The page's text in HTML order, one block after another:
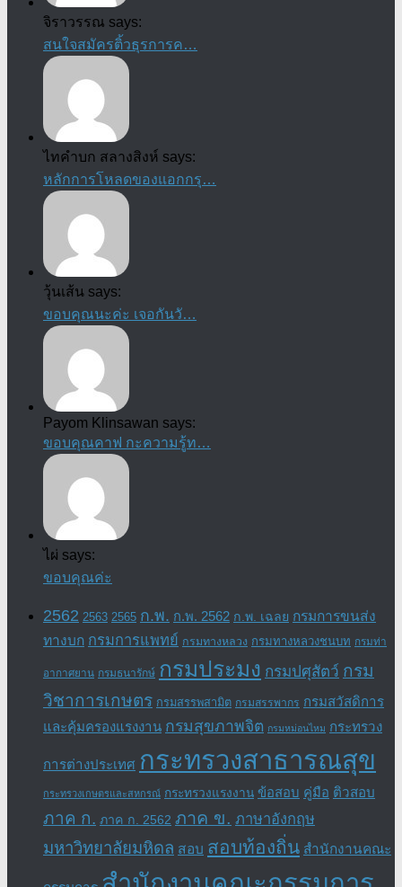
จิราวรรณ says:
สนใจสมัครติ้วธุรการค…
ไทคำบก สลางสิงห์ says:
หลักการโหลดของแอกกรุ…
วุ้นเส้น says:
ขอบคุณนะค่ะ เจอกันวั…
Payom Klinsawan says:
ขอบคุณคาฟ กะความรู้ท…
ไผ่ says:
ขอบคุณค่ะ
2562 2563 2565 ก.พ. ก.พ. 2562 ก.พ. เฉลย กรมการขนส่ง
ทางบก กรมการแพทย์ กรมทางหลวง กรมทางหลวงชนบท กรมท่า
อากาศยาน กรมธนารักษ์ กรมประมง กรมปศุสัตว์ กรม
วิชาการเกษตร กรมสรรพสามิต กรมสรรพากร กรมสวัสดิการ
และคุ้มครองแรงงาน กรมสุขภาพจิต กรมหม่อนไหม กระทรวง
การต่างประเทศ กระทรวงสาธารณสุข
กระทรวงเกษตรและสหกรณ์ กระทรวงแรงงาน ข้อสอบ คู่มือ ติวสอบ
ภาค ก. ภาค ก. 2562 ภาค ข. ภาษาอังกฤษ
มหาวิทยาลัยมหิดล สอบ สอบท้องถิ่น สำนักงานคณะ